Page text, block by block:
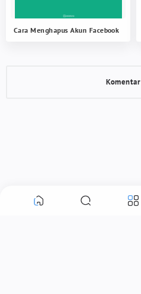
Cara Menghapus Akun Facebook
Komentar